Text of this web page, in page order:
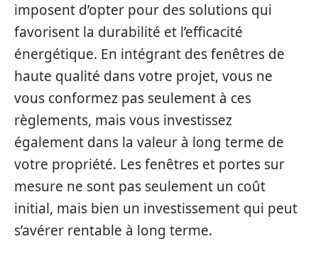
imposent d’opter pour des solutions qui
favorisent la durabilité et l’efficacité
énergétique. En intégrant des fenêtres de
haute qualité dans votre projet, vous ne
vous conformez pas seulement à ces
règlements, mais vous investissez
également dans la valeur à long terme de
votre propriété. Les fenêtres et portes sur
mesure ne sont pas seulement un coût
initial, mais bien un investissement qui peut
s’avérer rentable à long terme.